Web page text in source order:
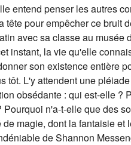
entend penser les autres
tête pour empêcher ce bruit
avec sa classe au musée
instant, la vie qu'elle
son existence entière
tôt. L'y attendent une
obsédante : qui est-elle ?
Pourquoi n'a-t-elle que des
magie, dont la fantaisie
de Shannon